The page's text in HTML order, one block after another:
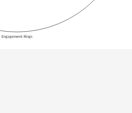
Engagement Rings